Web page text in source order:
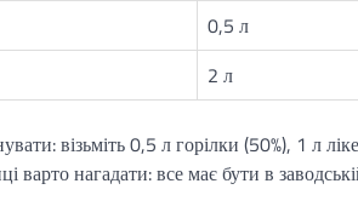
0,5 л
2 л
візьміть 0,5 л горілки (50%), 1 л
варто нагадати: все має бути в